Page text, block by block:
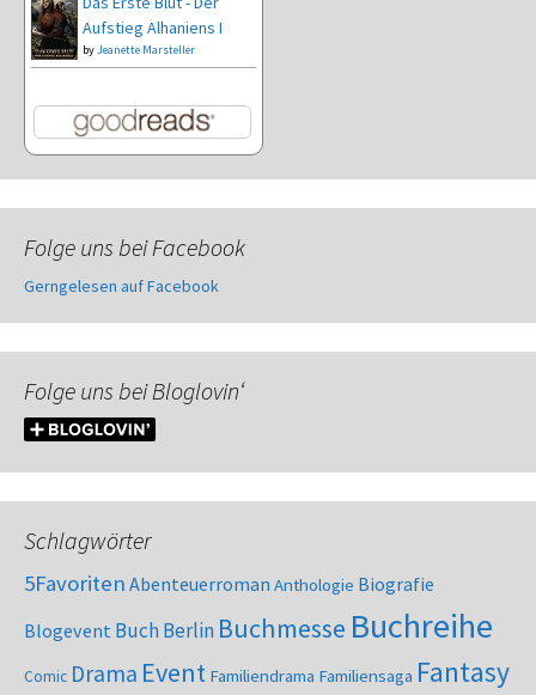
Aufstieg Alhaniens I
byJeanette Marsteller
Folge uns bei Facebook
Gerngelesen auf Facebook
Folge uns bei Bloglovin‘
Schlagwörter
5Favoriten Abenteuerroman Anthologie Biografie
Blogevent Buch Berlin Buchmesse Buchreihe
Comic Drama Event Familiendrama Familiensaga Fantasy